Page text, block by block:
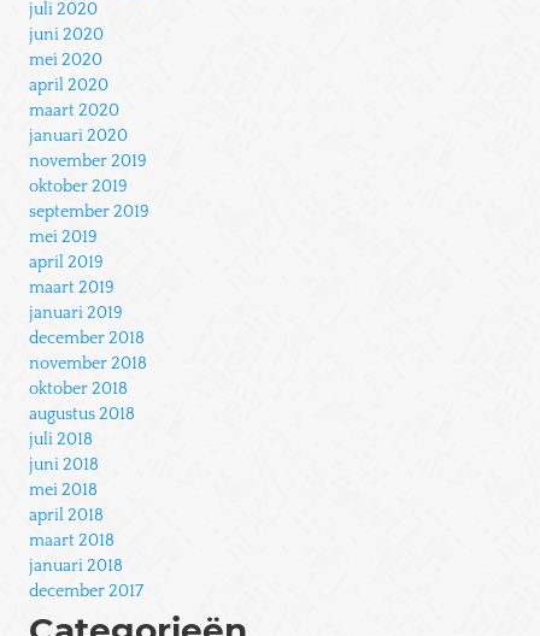
juli 2020
juni 2020
mei 2020
april 2020
maart 2020
januari 2020
november 2019
oktober 2019
september 2019
mei 2019
april 2019
maart 2019
januari 2019
december 2018
november 2018
oktober 2018
augustus 2018
juli 2018
juni 2018
mei 2018
april 2018
maart 2018
januari 2018
december 2017